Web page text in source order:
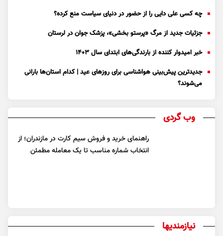
چه کسی علی دایی را از حضور در دنیای سیاست منع کرده؟
جزئیات جدید از مرگ «پرستو بخشی»، پزشک جوان در لرستان
خبر امیدوار کننده از بارندگی‌های ابتدای سال ۱۴۰۳
جدیدترین پیش‌بینی هواشناسی برای روزهای عید | کدام استان‌ها بارانی
می‌شوند؟
وب گردی
راهنمای خرید و فروش سیم کارت در مازندران؛ از
انتخاب شماره مناسب تا یک معامله مطمئن